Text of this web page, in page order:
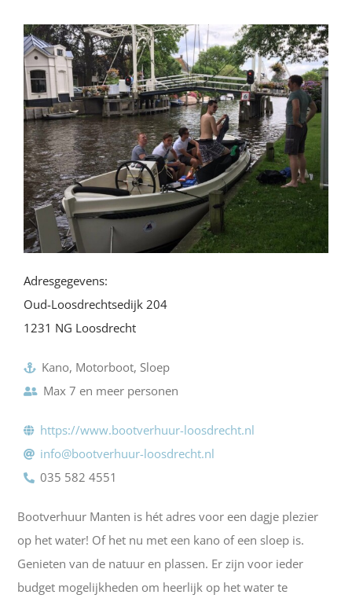
Adresgegevens:
Oud-Loosdrechtsedijk 204
1231 NG Loosdrecht
Kano, Motorboot, Sloep
Max 7 en meer personen
https://www.bootverhuur-loosdrecht.nl
info@bootverhuur-loosdrecht.nl
035 582 4551
Bootverhuur Manten is hét adres voor een dagje plezier
op het water! Of het nu met een kano of een sloep is.
Genieten van de natuur en plassen. Er zijn voor ieder
budget mogelijkheden om heerlijk op het water te